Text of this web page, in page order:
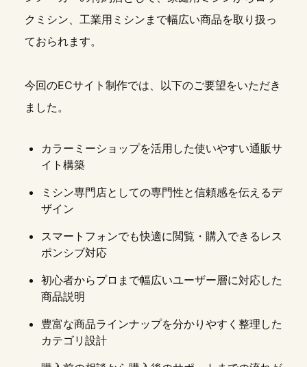
クミシン、工業用ミシンまで幅広い商品を取り扱っ
ておられます。
今回のECサイト制作では、以下のご要望をいただき
ました。
カラーミーショップを活用した使いやすい通販サ
イト構築
ミシン専門店としての専門性と信頼感を伝えるデ
ザイン
スマートフォンでも快適に閲覧・購入できるレス
ポンシブ対応
初心者からプロまで幅広いユーザー層に対応した
商品説明
豊富な商品ラインナップを分かりやすく整理した
カテゴリ設計